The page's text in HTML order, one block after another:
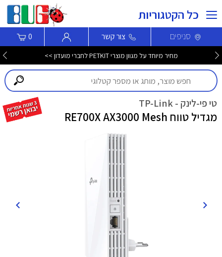
כל הקטגוריות
סניפים צור קשר 0
מחיר מיוחד על מגוון מוצרי PETKIT לחברי מועדון >>
טי פי-לינק - TP-Link
מגדיל טווח RE700X AX3000 Mesh